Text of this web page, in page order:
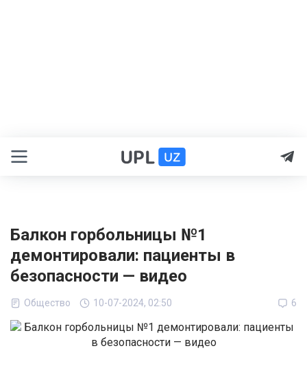
Балкон горбольницы №1
демонтировали: пациенты в
безопасности — видео
Общество 10-07-2024, 02:50 6